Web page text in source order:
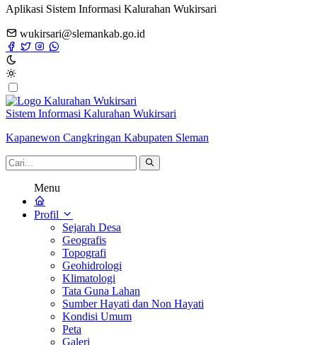
Aplikasi Sistem Informasi Kalurahan Wukirsari
wukirsari@slemankab.go.id
Sistem Informasi Kalurahan Wukirsari
Kapanewon Cangkringan Kabupaten Sleman
Menu
Profil
Sejarah Desa
Geografis
Topografi
Geohidrologi
Klimatologi
Tata Guna Lahan
Sumber Hayati dan Non Hayati
Kondisi Umum
Peta
Galeri